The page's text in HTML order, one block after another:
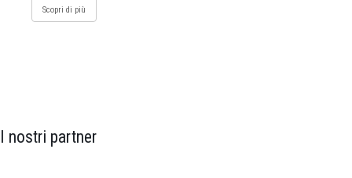
Scopri di più
I nostri partner